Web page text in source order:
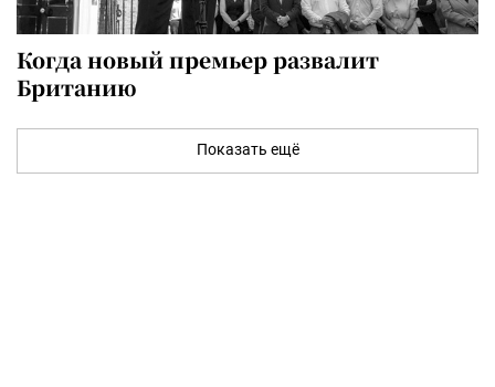
Когда новый премьер развалит
Британию
Показать ещё